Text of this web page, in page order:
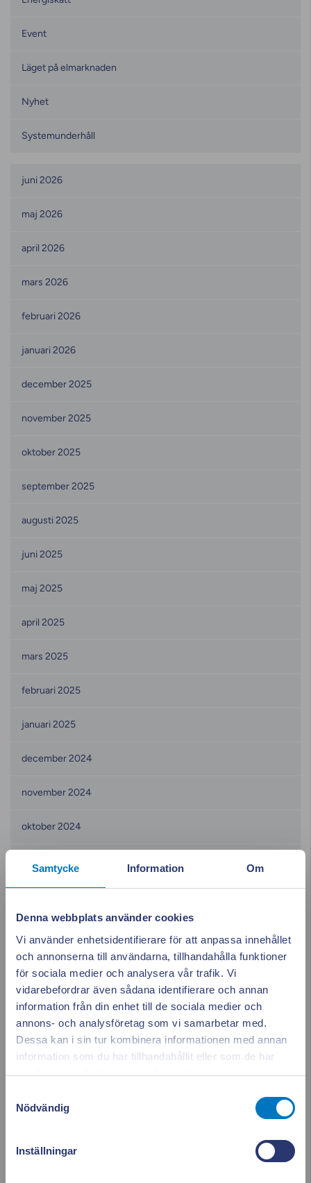
Samtycke Information Om
Denna webbplats använder cookies
Vi använder enhetsidentifierare för att anpassa innehållet
och annonserna till användarna, tillhandahålla funktioner
för sociala medier och analysera vår trafik. Vi
vidarebefordrar även sådana identifierare och annan
information från din enhet till de sociala medier och
annons- och analysföretag som vi samarbetar med.
Dessa kan i sin tur kombinera informationen med annan
information som du har tillhandahållit eller som de har
samlat in när du har använt deras tjänster.
Nödvändig
Inställningar
Event
Läget på elmarknaden
Nyhet
Systemunderhåll
juni 2026
maj 2026
april 2026
mars 2026
februari 2026
januari 2026
december 2025
november 2025
oktober 2025
september 2025
augusti 2025
juni 2025
maj 2025
april 2025
mars 2025
februari 2025
januari 2025
december 2024
november 2024
oktober 2024
maj 2024
april 2024
mars 2024
Stäng
Appen ger dig
full koll på elen
Se vad som drar el i realtid. Använd elen smartare och
sänk dina kostnader.